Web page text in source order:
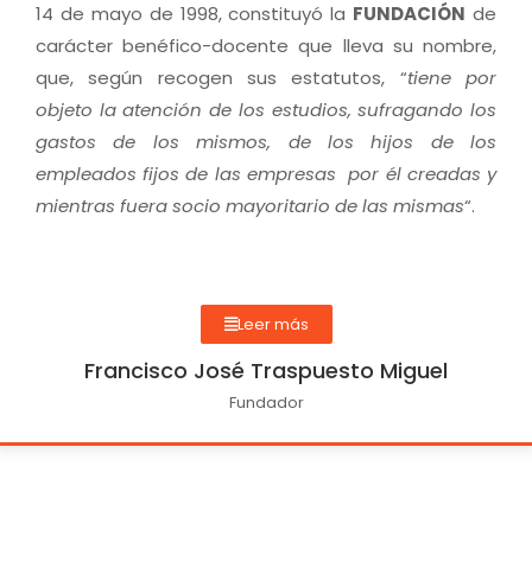
14 de mayo de 1998, constituyó la FUNDACIÓN de
carácter benéfico-docente que lleva su nombre,
que, según recogen sus estatutos, “tiene por
objeto la atención de los estudios, sufragando los
gastos de los mismos, de los hijos de los
empleados fijos de las empresas por él creadas y
mientras fuera socio mayoritario de las mismas“.
Leer más
Francisco José Traspuesto Miguel
Fundador